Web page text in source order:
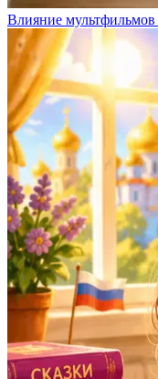
Влияние мультфильмов